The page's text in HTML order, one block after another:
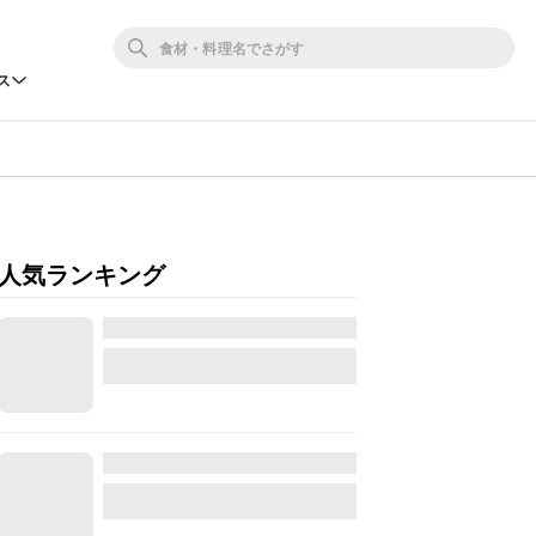
人気ランキング